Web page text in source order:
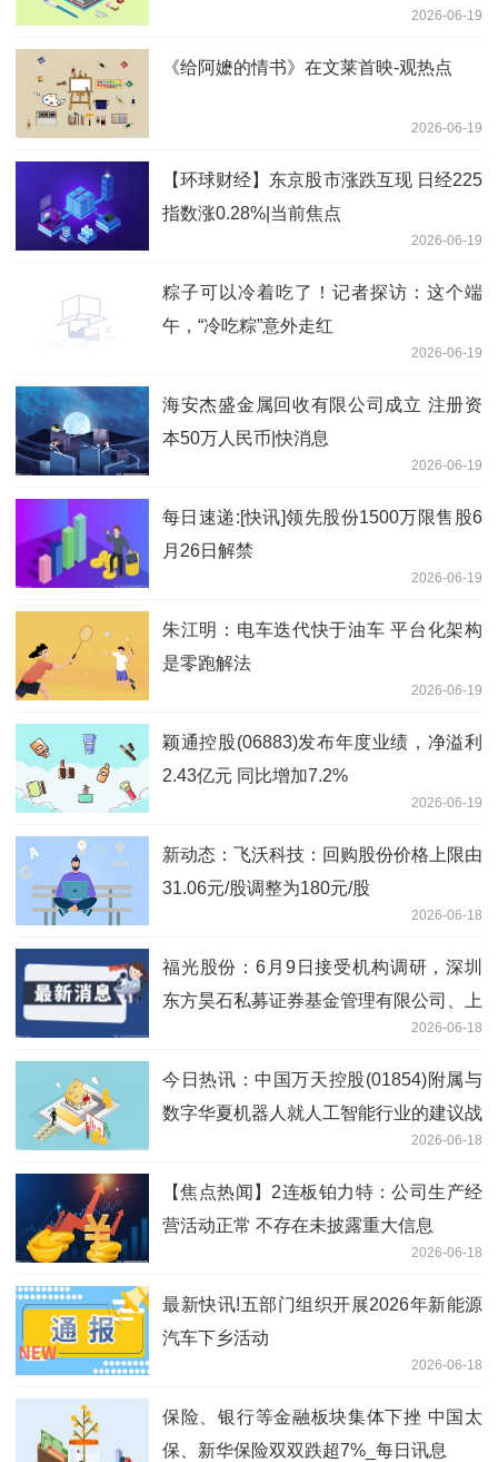
2026-06-19
《给阿嬷的情书》在文莱首映-观热点
2026-06-19
【环球财经】东京股市涨跌互现 日经225
指数涨0.28%|当前焦点
2026-06-19
粽子可以冷着吃了！记者探访：这个端
午，“冷吃粽”意外走红
2026-06-19
海安杰盛金属回收有限公司成立 注册资
本50万人民币|快消息
2026-06-19
每日速递:[快讯]领先股份1500万限售股6
月26日解禁
2026-06-19
朱江明：电车迭代快于油车 平台化架构
是零跑解法
2026-06-19
颖通控股(06883)发布年度业绩，净溢利
2.43亿元 同比增加7.2%
2026-06-19
新动态：飞沃科技：回购股份价格上限由
31.06元/股调整为180元/股
2026-06-18
福光股份：6月9日接受机构调研，深圳
东方昊石私募证券基金管理有限公司、上
海隆象私募基金管理有限公司等多家机构
参与
2026-06-18
今日热讯：中国万天控股(01854)附属与
数字华夏机器人就人工智能行业的建议战
2026-06-18
【焦点热闻】2连板铂力特：公司生产经
营活动正常 不存在未披露重大信息
2026-06-18
最新快讯!五部门组织开展2026年新能源
汽车下乡活动
2026-06-18
保险、银行等金融板块集体下挫 中国太
保、新华保险双双跌超7%_每日讯息